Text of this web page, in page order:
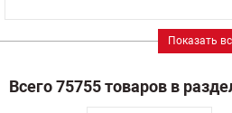
Показать
Всего 75755 товаров в